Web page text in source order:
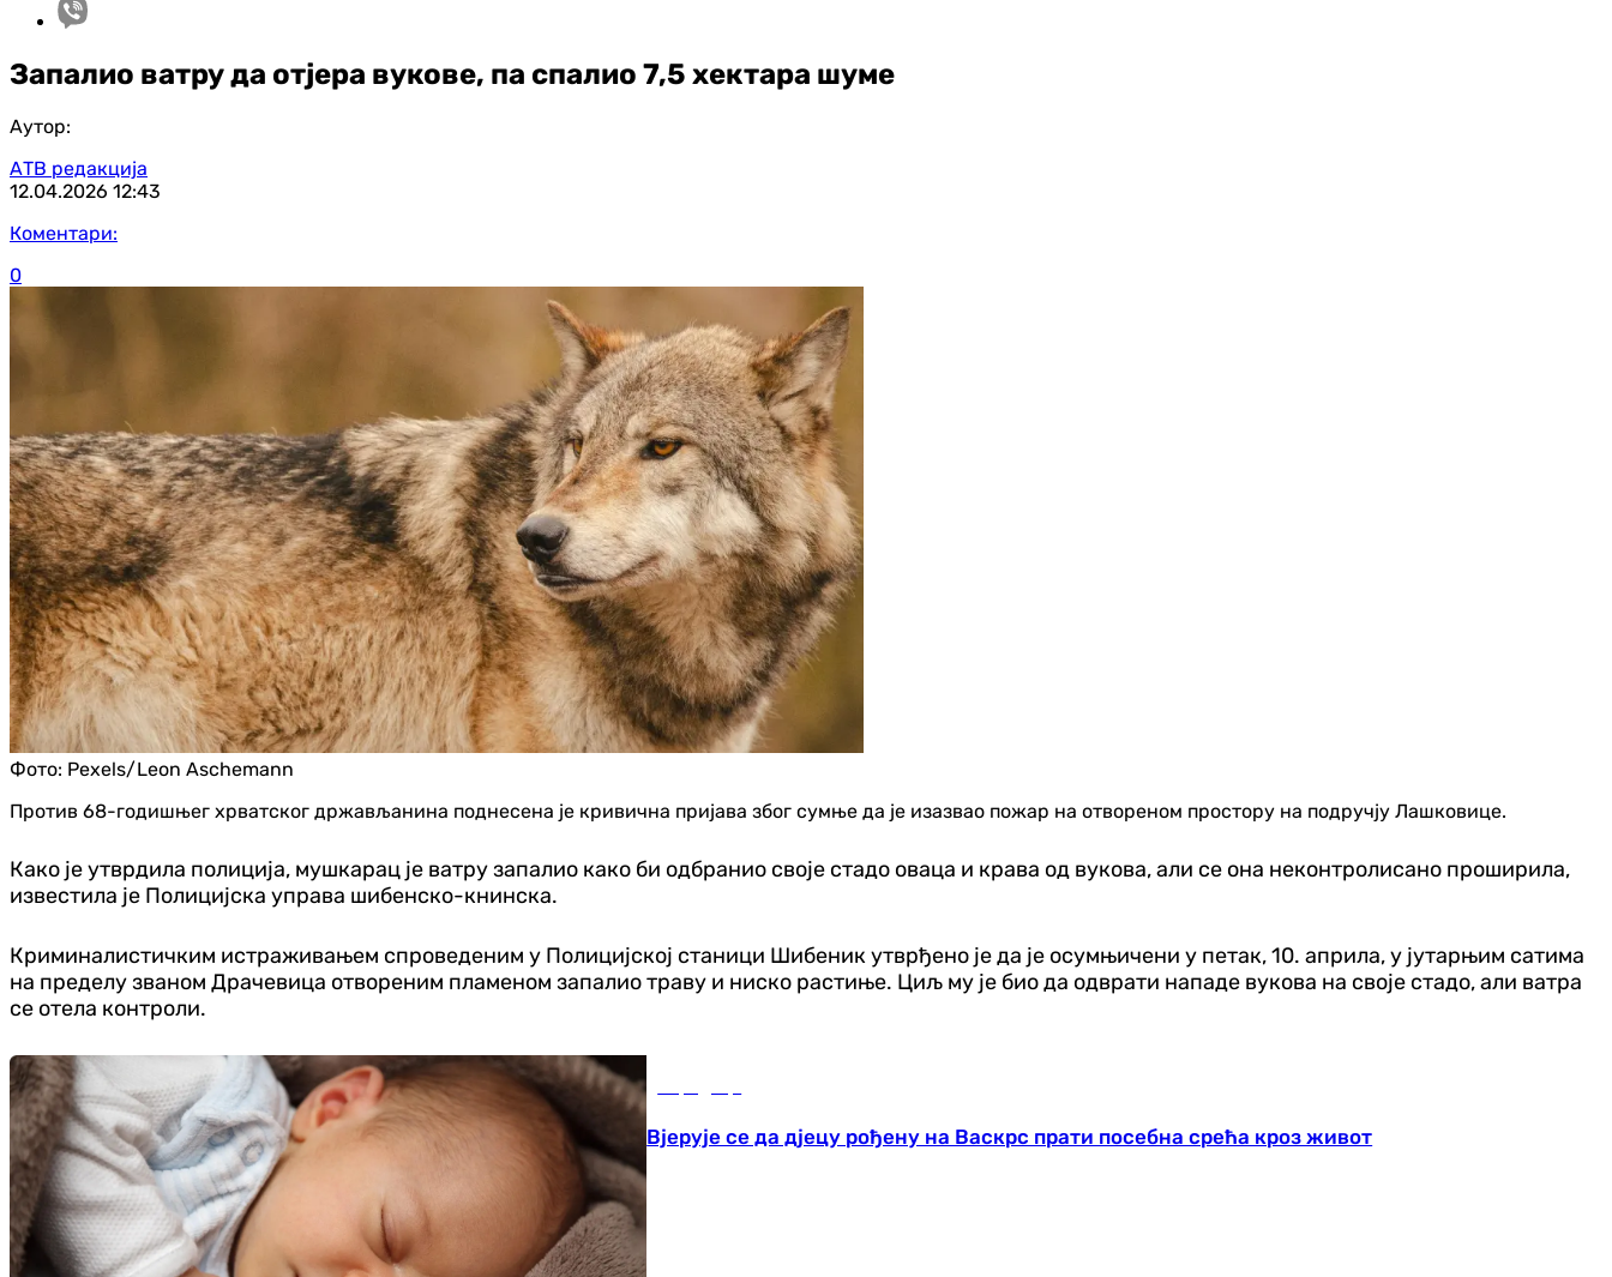
Запалио ватру да отјера вукове, па спалио 7,5 хектара шуме
Аутор:
АТВ редакција
12.04.2026 12:43
Коментари:
0
Фото: Pexels/Leon Aschemann
Против 68-годишњег хрватског држављанина поднесена је кривична пријава због сумње да је изазвао пожар на отвореном простору на подручју Лашковице.
Како је утврдила полиција, мушкарац је ватру запалио како би одбранио своје стадо оваца и крава од вукова, али се она неконтролисано проширила,
известила је Полицијска управа шибенско-книнска.
Криминалистичким истраживањем спроведеним у Полицијској станици Шибеник утврђено је да је осумњичени у петак, 10. априла, у јутарњим сатима
на пределу званом Драчевица отвореним пламеном запалио траву и ниско растиње. Циљ му је био да одврати нападе вукова на своје стадо, али ватра
се отела контроли.
Вјерује се да дјецу рођену на Васкрс прати посебна срећа кроз живот